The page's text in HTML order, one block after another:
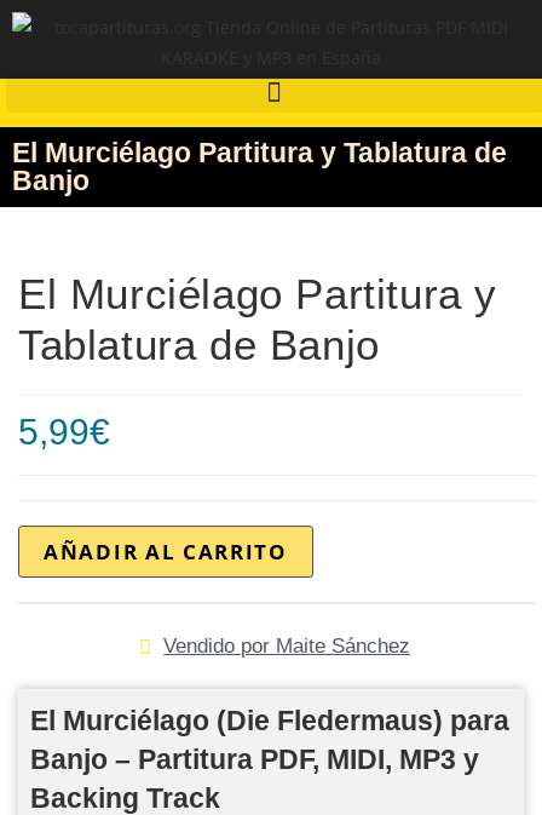
El Murciélago Partitura y Tablatura de
Banjo
El Murciélago Partitura y
Tablatura de Banjo
5,99€
AÑADIR AL CARRITO
Vendido por Maite Sánchez
El Murciélago (Die Fledermaus) para
Banjo – Partitura PDF, MIDI, MP3 y
Backing Track